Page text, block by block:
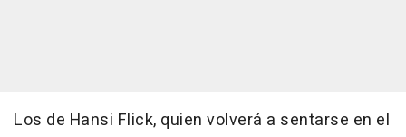
Los de Hansi Flick, quien volverá a sentarse en el